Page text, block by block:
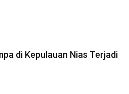
di Kepulauan Nias Terjadi